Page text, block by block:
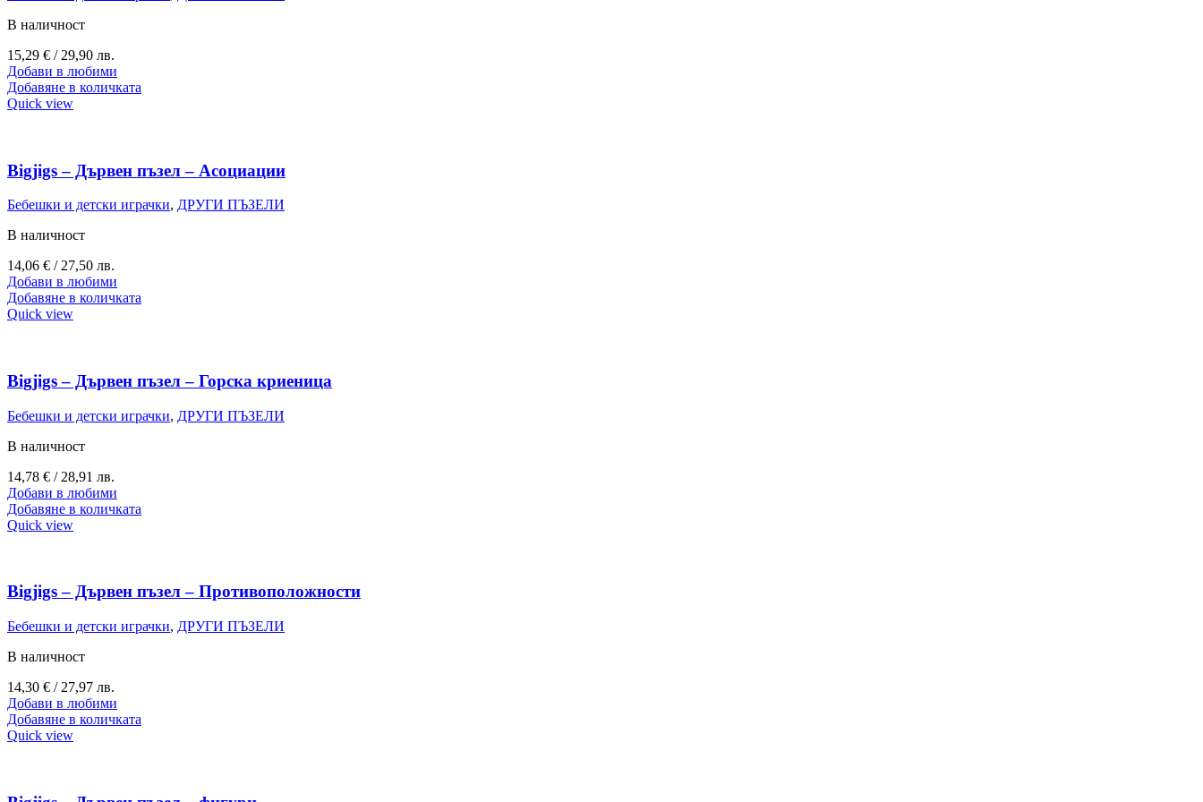
В наличност
15,29 € / 29,90 лв.
Добави в любими
Добавяне в количката
Quick view
Bigjigs – Дървен пъзел – Асоциации
Бебешки и детски играчки, ДРУГИ ПЪЗЕЛИ
В наличност
14,06 € / 27,50 лв.
Добави в любими
Добавяне в количката
Quick view
Bigjigs – Дървен пъзел – Горска криеница
Бебешки и детски играчки, ДРУГИ ПЪЗЕЛИ
В наличност
14,78 € / 28,91 лв.
Добави в любими
Добавяне в количката
Quick view
Bigjigs – Дървен пъзел – Противоположности
Бебешки и детски играчки, ДРУГИ ПЪЗЕЛИ
В наличност
14,30 € / 27,97 лв.
Добави в любими
Добавяне в количката
Quick view